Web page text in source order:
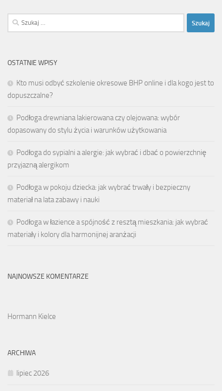
Szukaj:
OSTATNIE WPISY
Kto musi odbyć szkolenie okresowe BHP online i dla kogo jest to
dopuszczalne?
Podłoga drewniana lakierowana czy olejowana: wybór
dopasowany do stylu życia i warunków użytkowania
Podłoga do sypialni a alergie: jak wybrać i dbać o powierzchnię
przyjazną alergikom
Podłoga w pokoju dziecka: jak wybrać trwały i bezpieczny
materiał na lata zabawy i nauki
Podłoga w łazience a spójność z resztą mieszkania: jak wybrać
materiały i kolory dla harmonijnej aranżacji
NAJNOWSZE KOMENTARZE
Hormann Kielce
ARCHIWA
lipiec 2026